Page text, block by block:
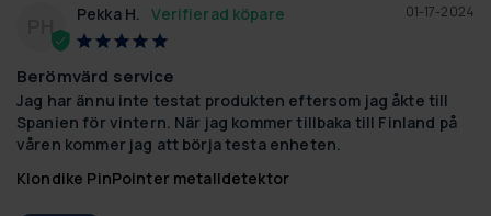
PH
01-17-2024
Pekka H.
Berömvärd service
Jag har ännu inte testat produkten eftersom jag åkte till
Spanien för vintern. När jag kommer tillbaka till Finland på
våren kommer jag att börja testa enheten.
Klondike PinPointer metalldetektor